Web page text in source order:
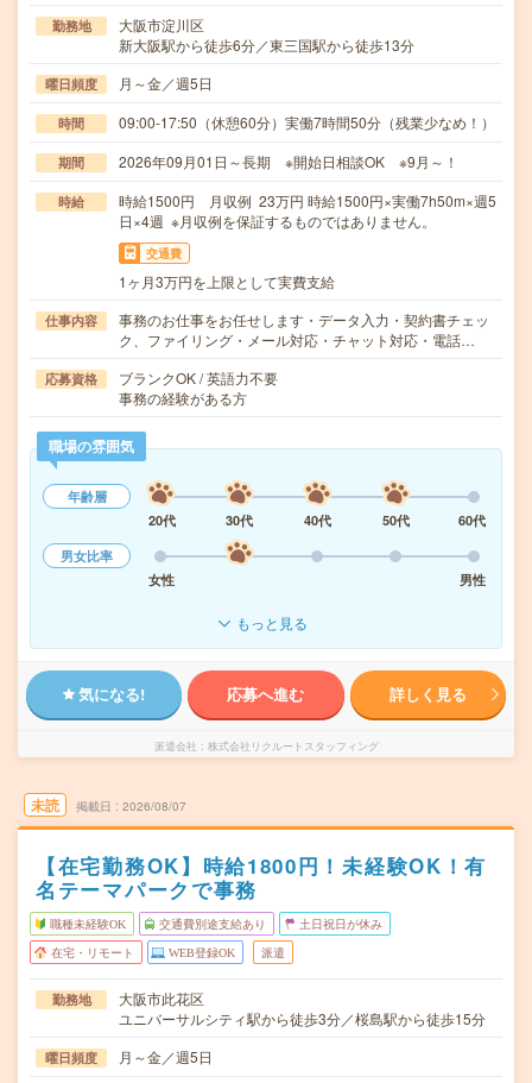
勤務地
大阪市淀川区
新大阪駅から徒歩6分／東三国駅から徒歩13分
曜日頻度 月～金／週5日
時間 09:00-17:50（休憩60分）実働7時間50分（残業少なめ！）
期間 2026年09月01日～長期 ※開始日相談OK ※9月～！
時給
時給1500円 月収例 23万円 時給1500円×実働7h50m×週5
日×4週 ※月収例を保証するものではありません。
交通費
1ヶ月3万円を上限として実費支給
仕事内容
事務のお仕事をお任せします・データ入力・契約書チェッ
ク、ファイリング・メール対応・チャット対応・電話…
応募資格
ブランクOK / 英語力不要
事務の経験がある方
職場の雰囲気
年齢層
20代
30代 40代 50代
60代
男女比率
女性
男性
もっと見る
気になる! 応募へ進む 詳しく見る
派遣会社 株式会社リクルートスタッフィング
未読 掲載日 2026/08/07
【在宅勤務OK】時給1800円！未経験OK！有
名テーマパークで事務
職種未経験OK 交通費別途支給あり 土日祝日が休み
在宅・リモート WEB登録OK 派遣
勤務地
大阪市此花区
ユニバーサルシティ駅から徒歩3分／桜島駅から徒歩15分
曜日頻度 月～金／週5日